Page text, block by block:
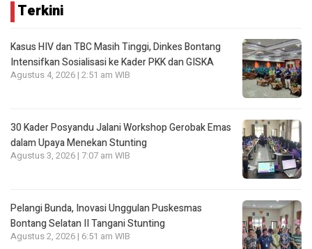
Terkini
Kasus HIV dan TBC Masih Tinggi, Dinkes Bontang
Intensifkan Sosialisasi ke Kader PKK dan GISKA
Agustus 4, 2026 | 2:51 am WIB
30 Kader Posyandu Jalani Workshop Gerobak Emas
dalam Upaya Menekan Stunting
Agustus 3, 2026 | 7:07 am WIB
Pelangi Bunda, Inovasi Unggulan Puskesmas
Bontang Selatan II Tangani Stunting
Agustus 2, 2026 | 6:51 am WIB